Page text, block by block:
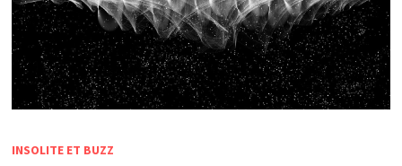
INSOLITE ET BUZZ